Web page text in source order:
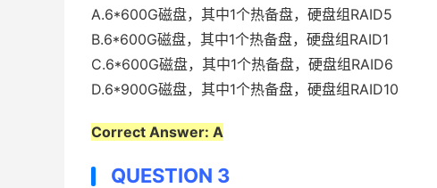
A.6*600G磁盘，其中1个热备盘，硬盘组RAID5
B.6*600G磁盘，其中1个热备盘，硬盘组RAID1
C.6*600G磁盘，其中1个热备盘，硬盘组RAID6
D.6*900G磁盘，其中1个热备盘，硬盘组RAID10
Correct Answer: A
QUESTION 3